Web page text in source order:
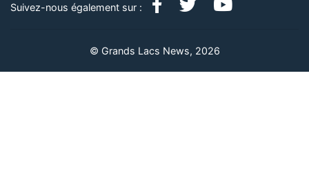
Suivez-nous également sur :
© Grands Lacs News, 2026